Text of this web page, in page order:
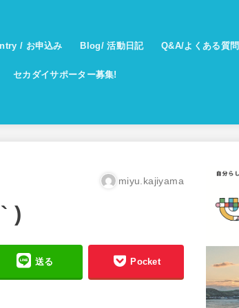
/ お申込み Blog/ 活動日記 Q&A/よくある質問
セカダイサポーター募集!
miyu.kajiyama
)
送る Pocket